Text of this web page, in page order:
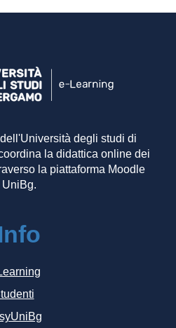
dell'Università degli studi di
la didattica online dei
la piattaforma Moodle
UniBg.